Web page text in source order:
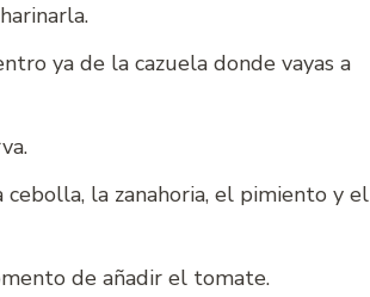
ya de la cazuela donde vayas a
la zanahoria, el pimiento y el
de añadir el tomate.